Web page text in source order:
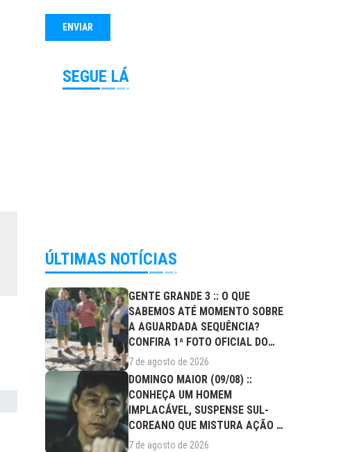
SEGUE LÁ
ÚLTIMAS NOTÍCIAS
GENTE GRANDE 3 :: O QUE
SABEMOS ATÉ MOMENTO SOBRE
A AGUARDADA SEQUÊNCIA?
CONFIRA 1ª FOTO OFICIAL DO
ELENCO!
7 de agosto de 2026
DOMINGO MAIOR (09/08) ::
CONHEÇA UM HOMEM
IMPLACÁVEL, SUSPENSE SUL-
COREANO QUE MISTURA AÇÃO E
DRAMA FAMILIAR
7 de agosto de 2026